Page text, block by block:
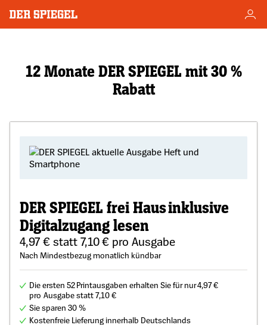
12 Monate DER SPIEGEL mit 30 %
Rabatt
DER SPIEGEL frei Haus inklusive
Digitalzugang lesen
4,97 € statt 7,10 € pro Ausgabe
Nach Mindestbezug monatlich kündbar
Die ersten 52 Printausgaben erhalten Sie für nur 4,97 €
pro Ausgabe statt 7,10 €
Sie sparen 30 %
Kostenfreie Lieferung innerhalb Deutschlands